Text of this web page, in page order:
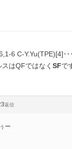
6 C-Y.Yu(TPE)[4]･･
スはQFではなくSFで
返信
ー